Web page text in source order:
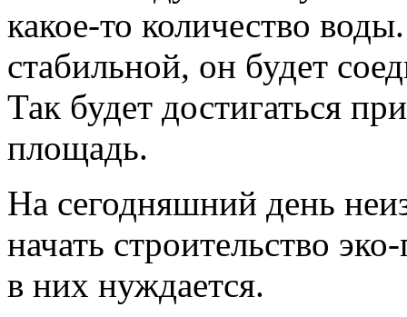
какое-то количество
стабильной, он будет
Так будет достигаться
площадь.
На сегодняшний день
начать строительство
в них нуждается.